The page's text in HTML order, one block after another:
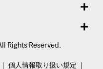
Rights Reserved.
個人情報取り扱い規定